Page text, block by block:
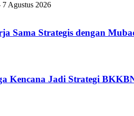
7 Agustus 2026
Sama Strategis dengan
Kencana Jadi Strategi